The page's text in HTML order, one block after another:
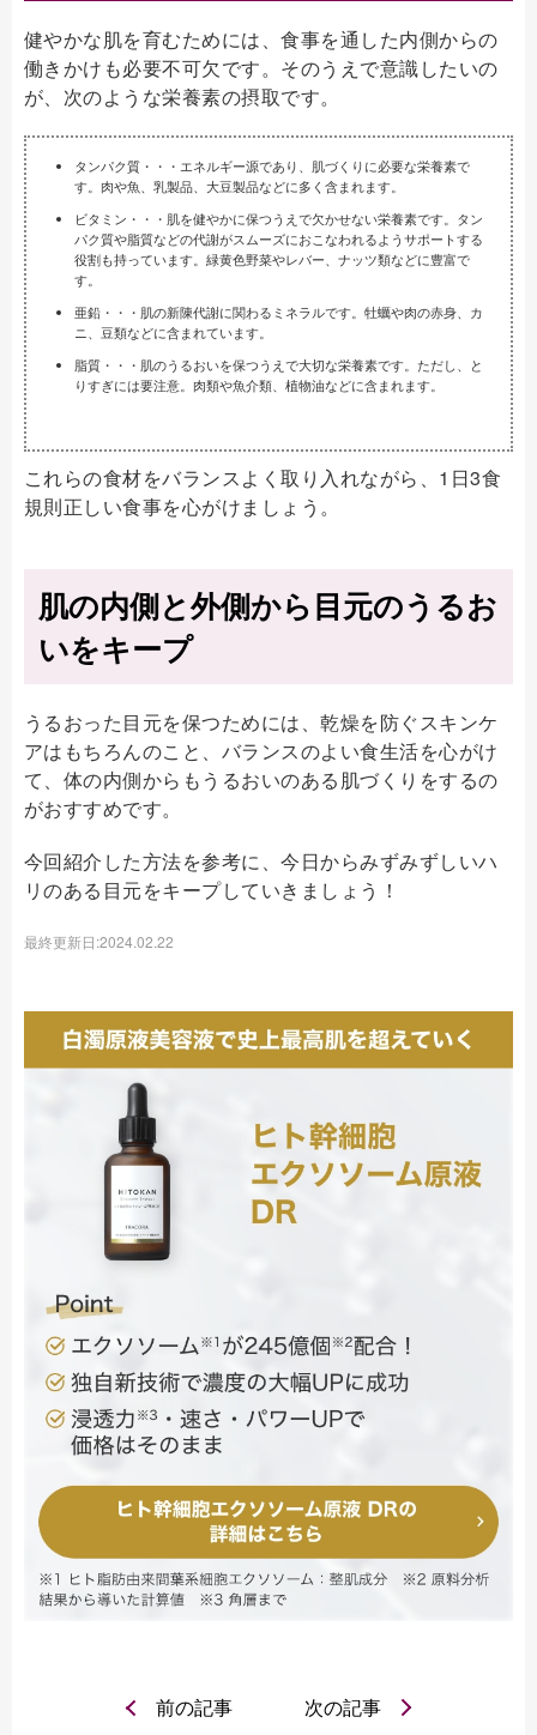
健やかな肌を育むためには、食事を通した内側からの
働きかけも必要不可欠です。そのうえで意識したいの
が、次のような栄養素の摂取です。
タンパク質・・・エネルギー源であり、肌づくりに必要な栄養素で
す。肉や魚、乳製品、大豆製品などに多く含まれます。
ビタミン・・・肌を健やかに保つうえで欠かせない栄養素です。タン
パク質や脂質などの代謝がスムーズにおこなわれるようサポートする
役割も持っています。緑黄色野菜やレバー、ナッツ類などに豊富で
す。
亜鉛・・・肌の新陳代謝に関わるミネラルです。牡蠣や肉の赤身、カ
ニ、豆類などに含まれています。
脂質・・・肌のうるおいを保つうえで大切な栄養素です。ただし、と
りすぎには要注意。肉類や魚介類、植物油などに含まれます。
これらの食材をバランスよく取り入れながら、1日3食
規則正しい食事を心がけましょう。
肌の内側と外側から目元のうるお
いをキープ
うるおった目元を保つためには、乾燥を防ぐスキンケ
アはもちろんのこと、バランスのよい食生活を心がけ
て、体の内側からもうるおいのある肌づくりをするの
がおすすめです。
今回紹介した方法を参考に、今日からみずみずしいハ
リのある目元をキープしていきましょう！
最終更新日:2024.02.22
前の記事 次の記事